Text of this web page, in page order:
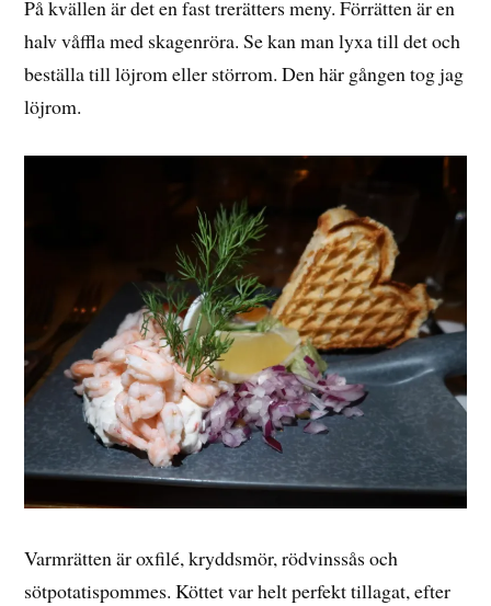
På kvällen är det en fast trerätters meny. Förrätten är en
halv våffla med skagenröra. Se kan man lyxa till det och
beställa till löjrom eller störrom. Den här gången tog jag
löjrom.
Varmrätten är oxfilé, kryddsmör, rödvinssås och
sötpotatispommes. Köttet var helt perfekt tillagat, efter